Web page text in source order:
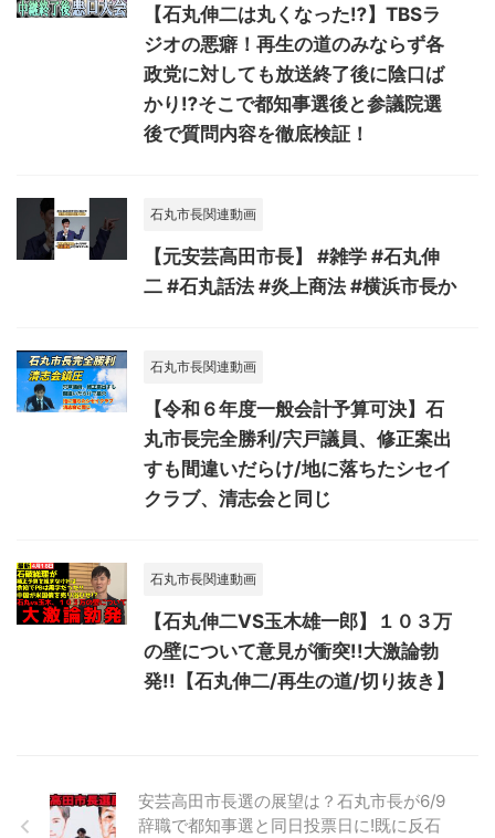
【石丸伸二は丸くなった⁉】TBSラ
ジオの悪癖！再生の道のみならず各
政党に対しても放送終了後に陰口ば
かり⁉そこで都知事選後と参議院選
後で質問内容を徹底検証！
石丸市長関連動画
【元安芸高田市長】 #雑学 #石丸伸
二 #石丸話法 #炎上商法 #横浜市長か
石丸市長関連動画
【令和６年度一般会計予算可決】石
丸市長完全勝利/宍戸議員、修正案出
すも間違いだらけ/地に落ちたシセイ
クラブ、清志会と同じ
石丸市長関連動画
【石丸伸二VS玉木雄一郎】１０３万
の壁について意見が衝突!!大激論勃
発!!【石丸伸二/再生の道/切り抜き】
安芸高田市長選の展望は？石丸市長が6/9
辞職で都知事選と同日投票日に!既に反石